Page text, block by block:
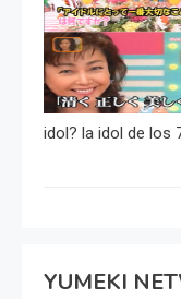
idol? la idol de los
YUMEKI